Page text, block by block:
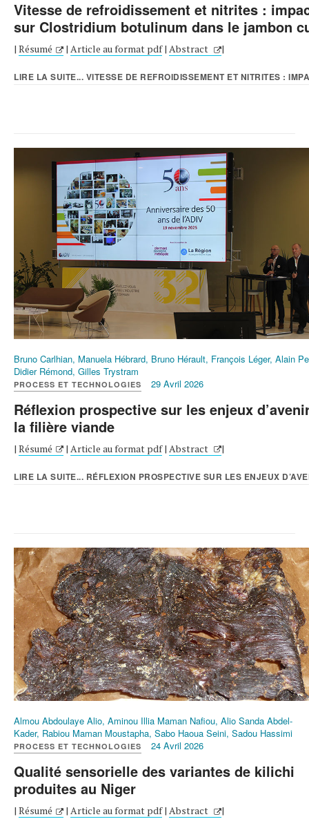
Vitesse de refroidissement et nitrites :
sur Clostridium botulinum dans le jambon
| Résumé | Article au format pdf| Abstract |
LIRE LA SUITE... VITESSE DE REFROIDISSEMENT ET NITRITES :
Bruno Carlhian, Manuela Hébrard, Bruno Hérault, François Léger, Alain
Didier Rémond, Gilles Trystram
PROCESS ET TECHNOLOGIES 29 Avril 2026
Réflexion prospective sur les enjeux
la filière viande
| Résumé | Article au format pdf| Abstract |
LIRE LA SUITE... RÉFLEXION PROSPECTIVE SUR LES ENJEUX
Almou Abdoulaye Alio, Aminou Illia Maman Nafiou, Alio Sanda Abdel-
Kader, Rabiou Maman Moustapha, Sabo Haoua Seini, Sadou Hassimi
PROCESS ET TECHNOLOGIES 24 Avril 2026
Qualité sensorielle des variantes de kilichi
produites au Niger
| Résumé | Article au format pdf| Abstract |